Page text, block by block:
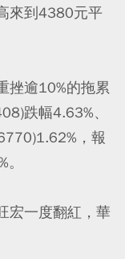
來到4380元平
挫逾10%的拖累
跌幅4.63%、
，報
宏一度翻紅，華